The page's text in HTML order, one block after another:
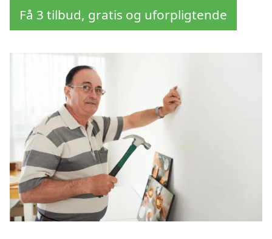
Få 3 tilbud, gratis og uforpligtende